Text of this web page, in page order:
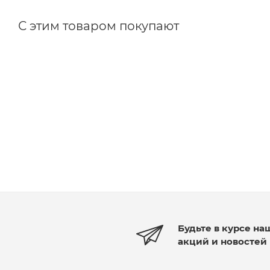
С этим товаром покупают
Будьте в курсе
акций и новостей